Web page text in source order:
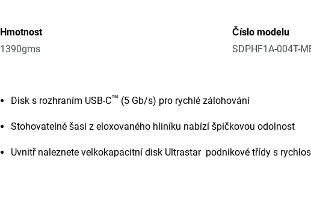
Hmotnost
1390gms
Číslo modelu
SDPHF1A-004T-
Disk s rozhraním USB-C™ (5 Gb/s) pro rychlé zálohování
Stohovatelné šasi z eloxovaného hliníku nabízí špičkovou odolnost
Uvnitř naleznete velkokapacitní disk Ultrastar podnikové třídy s